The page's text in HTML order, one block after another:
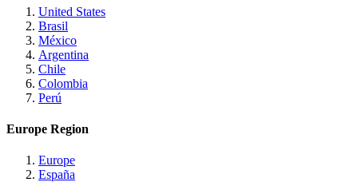
United States
Brasil
México
Argentina
Chile
Colombia
Perú
Europe Region
Europe
España